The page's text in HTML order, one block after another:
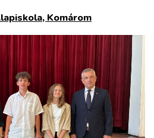
Komárom